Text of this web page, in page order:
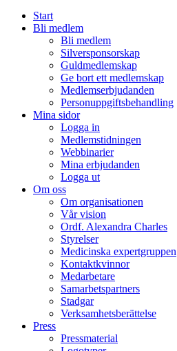
Start
Bli medlem
Bli medlem
Silversponsorskap
Guldmedlemskap
Ge bort ett medlemskap
Medlemserbjudanden
Personuppgiftsbehandling
Mina sidor
Logga in
Medlemstidningen
Webbinarier
Mina erbjudanden
Logga ut
Om oss
Om organisationen
Vår vision
Ordf. Alexandra Charles
Styrelser
Medicinska expertgruppen
Kontaktkvinnor
Medarbetare
Samarbetspartners
Stadgar
Verksamhetsberättelse
Press
Pressmaterial